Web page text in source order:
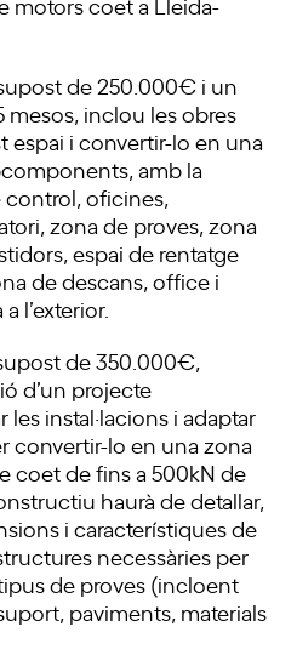
de 250.000€ i un
mesos, inclou les obres
i convertir-lo en una
amb la
oficines,
zona de proves, zona
espai de rentatge
de descans, office i
l’exterior.
de 350.000€,
d’un projecte
instal·lacions i adaptar
convertir-lo en una zona
coet de fins a 500kN de
haurà de detallar,
i característiques de
necessàries per
de proves (incloent
paviments, materials